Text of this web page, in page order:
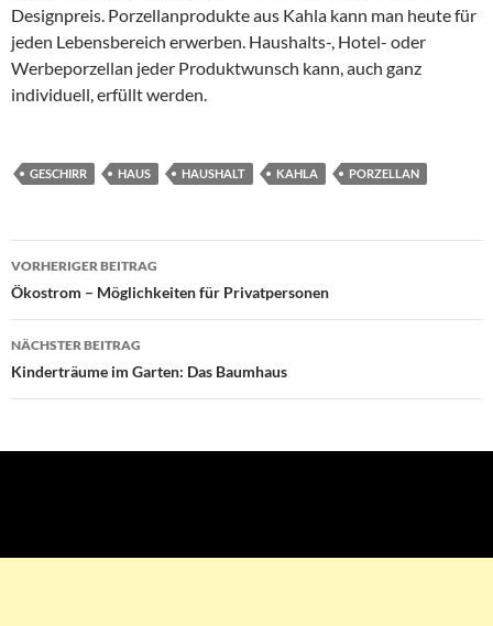
Designpreis. Porzellanprodukte aus Kahla kann man heute für
jeden Lebensbereich erwerben. Haushalts-, Hotel- oder
Werbeporzellan jeder Produktwunsch kann, auch ganz
individuell, erfüllt werden.
GESCHIRR HAUS HAUSHALT KAHLA PORZELLAN
Beitragsnavigation
VORHERIGER BEITRAG
Ökostrom – Möglichkeiten für Privatpersonen
NÄCHSTER BEITRAG
Kinderträume im Garten: Das Baumhaus